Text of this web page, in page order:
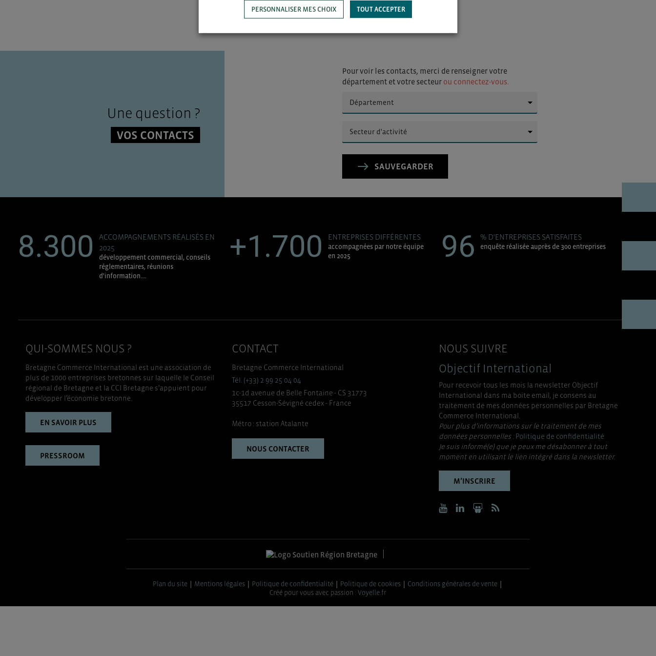
Une question ?
VOS CONTACTS
Pour voir les contacts, merci de renseigner votre
département et votre secteur ou connectez-vous.
SAUVEGARDER
8.300
ACCOMPAGNEMENTS RÉALISÉS EN
2025
développement commercial, conseils
réglementaires, réunions
d'information....
+1.700 ENTREPRISES DIFFÉRENTES
accompagnées par notre équipe
en 2025
96 % D'ENTREPRISES SATISFAITES
enquête réalisée auprès de 300 entreprises
QUI-SOMMES NOUS ?
Bretagne Commerce International est une association de
plus de 1000 entreprises bretonnes sur laquelle le Conseil
régional de Bretagne et la CCI Bretagne s’appuient pour
développer l’économie bretonne.
EN SAVOIR PLUS
PRESSROOM
CONTACT
Bretagne Commerce International
Tél. (+33) 2 99 25 04 04
1c-1d avenue de Belle Fontaine - CS 31773
35517 Cesson-Sévigné cedex - France
Métro : station Atalante
NOUS CONTACTER
NOUS SUIVRE
Objectif International
Pour recevoir tous les mois la newsletter Objectif
International dans ma boite email, je consens au
traitement de mes données personnelles par Bretagne
Commerce International.
Pour plus d’informations sur le traitement de mes
données personnelles :Politique de confidentialité
Je suis informé(e) que je peux me désabonner à tout
moment en utilisant le lien intégré dans la newsletter.
M’INSCRIRE
Plan du site Mentions légales Politique de confidentialité Politique de cookies
Conditions générales de vente
Créé pour vous avec passion :Voyelle.fr
PERSONNALISER MES CHOIX TOUT ACCEPTER